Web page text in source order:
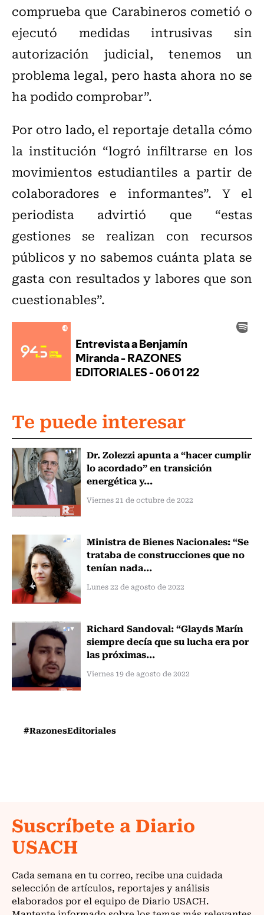
comprueba que Carabineros cometió o
ejecutó medidas intrusivas sin
autorización judicial, tenemos un
problema legal, pero hasta ahora no se
ha podido comprobar”.
Por otro lado, el reportaje detalla cómo
la institución “logró infiltrarse en los
movimientos estudiantiles a partir de
colaboradores e informantes”. Y el
periodista advirtió que “estas
gestiones se realizan con recursos
públicos y no sabemos cuánta plata se
gasta con resultados y labores que son
cuestionables”.
Te puede interesar
Dr. Zolezzi apunta a “hacer cumplir
lo acordado” en transición
energética y...
Viernes 21 de octubre de 2022
Ministra de Bienes Nacionales: “Se
trataba de construcciones que no
tenían nada...
Lunes 22 de agosto de 2022
Richard Sandoval: “Glayds Marín
siempre decía que su lucha era por
las próximas...
Viernes 19 de agosto de 2022
#RazonesEditoriales